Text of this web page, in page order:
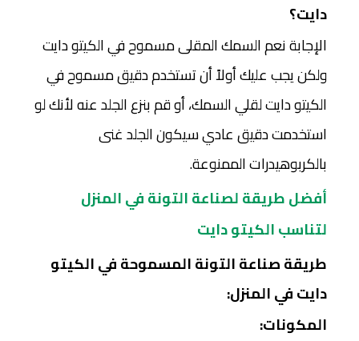
دايت؟
الإجابة نعم السمك المقلى مسموح في الكيتو دايت
ولكن يجب عليك أولاً أن تستخدم دقيق مسموح في
الكيتو دايت لقلي السمك، أو قم بنزع الجلد عنه لأنك لو
استخدمت دقيق عادي سيكون الجلد غنى
بالكربوهيدرات الممنوعة.
أفضل طريقة لصناعة التونة في المنزل
لتناسب الكيتو دايت
طريقة صناعة التونة المسموحة في الكيتو
دايت في المنزل:
المكونات: